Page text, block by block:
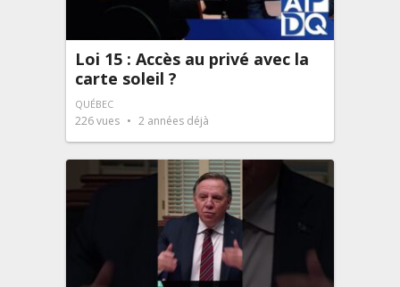
Loi 15 : Accès au privé avec la
carte soleil ?
QUÉBEC
226vues 2 années déjà